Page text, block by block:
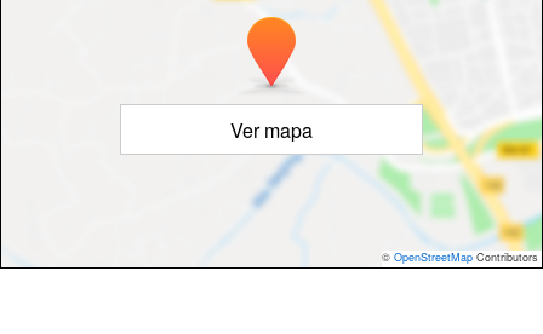
Ver mapa
© OpenStreetMap Contributors